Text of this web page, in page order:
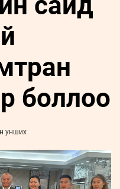
ҮНДЭСНИЙ
МЭДЭЭЛЛИЙН
ВИДЕО
боллоо
унших